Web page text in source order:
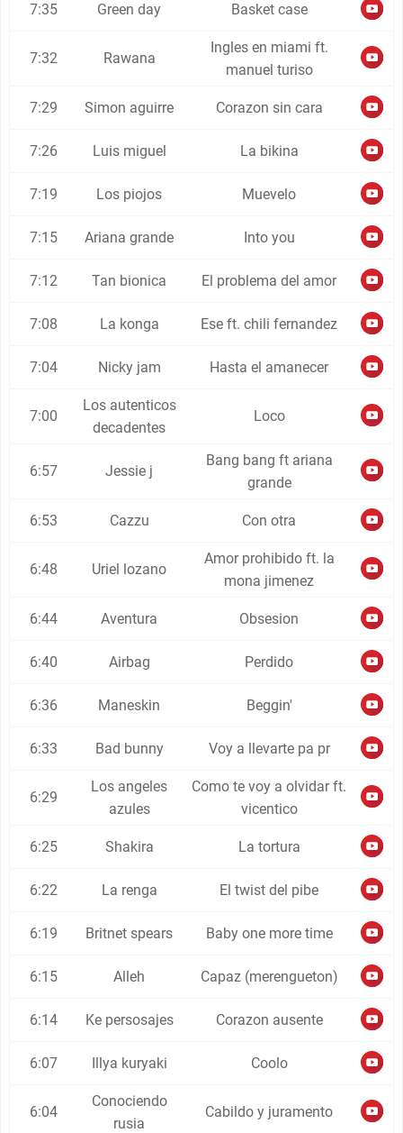
7:35 Green day Basket case
7:32 Rawana
Ingles en miami ft.
manuel turiso
7:29 Simon aguirre Corazon sin cara
7:26 Luis miguel La bikina
7:19 Los piojos Muevelo
7:15 Ariana grande Into you
7:12 Tan bionica El problema del amor
7:08 La konga Ese ft. chili fernandez
7:04 Nicky jam Hasta el amanecer
7:00
Los autenticos
decadentes
Loco
6:57 Jessie j
Bang bang ft ariana
grande
6:53 Cazzu Con otra
6:48 Uriel lozano
Amor prohibido ft. la
mona jimenez
6:44 Aventura Obsesion
6:40 Airbag Perdido
6:36 Maneskin Beggin'
6:33 Bad bunny Voy a llevarte pa pr
6:29
Los angeles
azules
Como te voy a olvidar ft.
vicentico
6:25 Shakira La tortura
6:22 La renga El twist del pibe
6:19 Britnet spears Baby one more time
6:15 Alleh Capaz (merengueton)
6:14 Ke persosajes Corazon ausente
6:07 Illya kuryaki Coolo
6:04
Conociendo
rusia
Cabildo y juramento